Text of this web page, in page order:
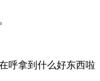
拿到什么好东西啦